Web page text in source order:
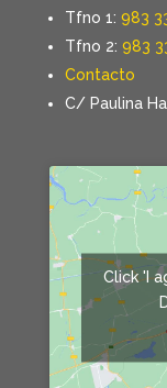
Tfno 1: 983
Tfno 2: 983
Contacto
C/ Paulina
Click 'I